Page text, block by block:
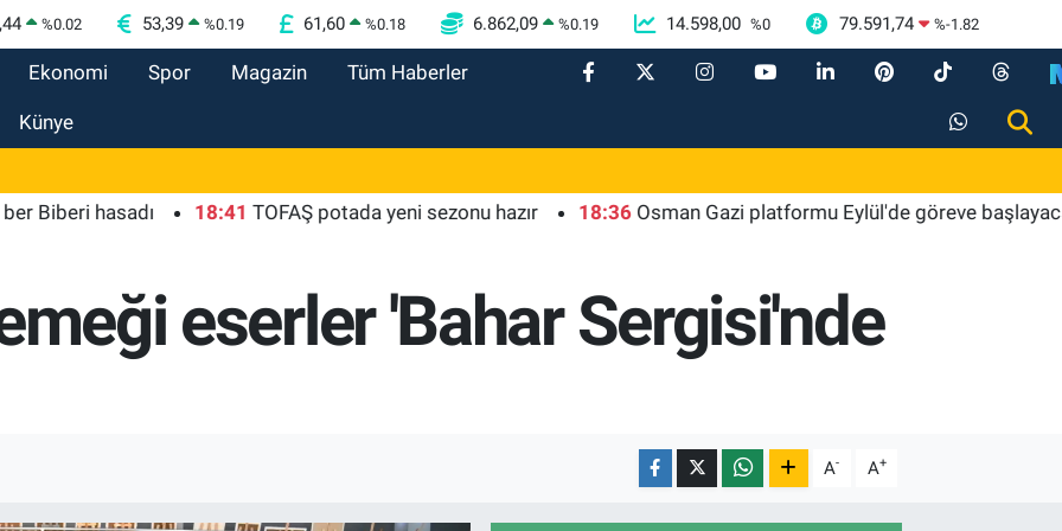
%0.02 53,39 %0.19 61,60 %0.18 6.862,09 %0.19 14.598,00 %0 79.591,74 %-1.82
Ekonomi Spor Magazin Tüm Haberler
Künye
hasadı 18:41 TOFAŞ potada yeni sezonu hazır 18:36 Osman Gazi platformu Eylül'de göreve başlayacak...
eserler 'Bahar Sergisi'nde
A- A+